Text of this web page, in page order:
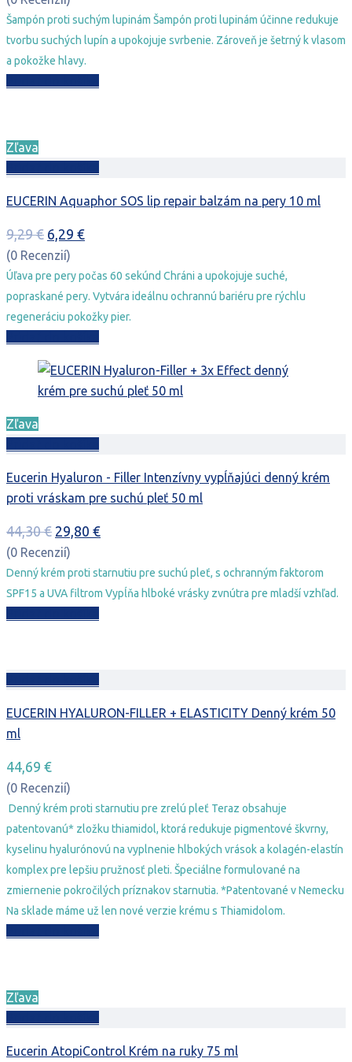
bola:
20,78 €.
je:
15,78 €.
Šampón proti suchým lupinám Šampón proti lupinám účinne redukuje
tvorbu suchých lupín a upokojuje svrbenie. Zároveň je šetrný k vlasom
a pokožke hlavy.
Zľava
EUCERIN Aquaphor SOS lip repair balzám na pery 10 ml
9,29€ Pôvodná
cena
bola:
9,29 €.
6,29 €Aktuálna
je:
6,29 €.
(0 Recenzií)
Úľava pre pery počas 60 sekúnd Chráni a upokojuje suché,
popraskané pery. Vytvára ideálnu ochrannú bariéru pre rýchlu
regeneráciu pokožky pier.
Zľava
Eucerin Hyaluron - Filler Intenzívny vypĺňajúci denný krém
proti vráskam pre suchú pleť 50 ml
44,30€ Pôvodná
cena
bola:
44,30 €.
29,80 €Aktuálna
je:
29,80 €.
(0 Recenzií)
Denný krém proti starnutiu pre suchú pleť, s ochranným faktorom
SPF15 a UVA filtrom Vypĺňa hlboké vrásky zvnútra pre mladší vzhľad.
EUCERIN HYALURON-FILLER + ELASTICITY Denný krém 50
ml
44,69 €
(0 Recenzií)
Denný krém proti starnutiu pre zrelú pleť Teraz obsahuje
patentovanú* zložku thiamidol, ktorá redukuje pigmentové škvrny,
kyselinu hyalurónovú na vyplnenie hlbokých vrások a kolagén-elastín
komplex pre lepšiu pružnosť pleti. Špeciálne formulované na
zmiernenie pokročilých príznakov starnutia. *Patentované v Nemecku
Na sklade máme už len nové verzie krému s Thiamidolom.
Zľava
Eucerin AtopiControl Krém na ruky 75 ml